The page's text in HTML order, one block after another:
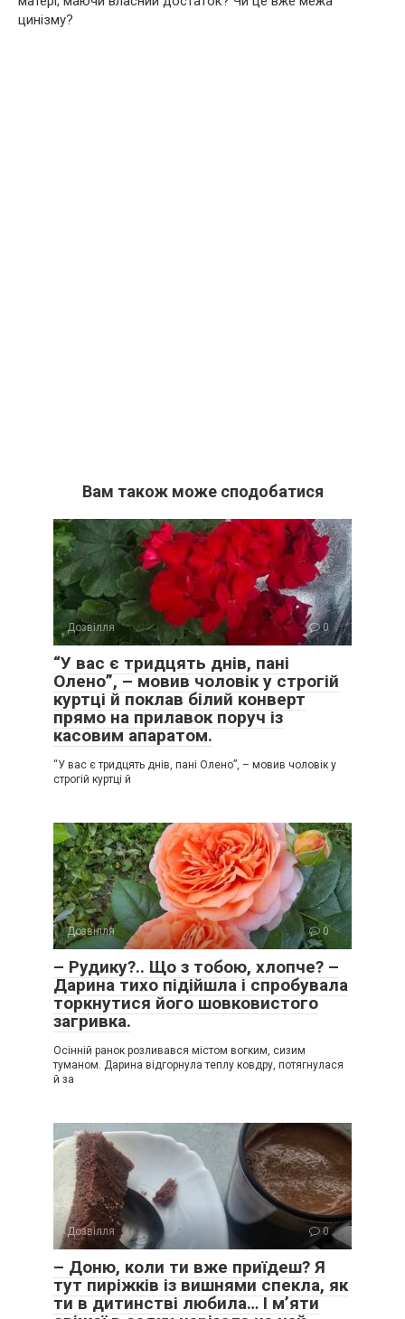
цинізму?
Вам також може сподобатися
Дозвілля 0
“У вас є тридцять днів, пані
Олено”, – мовив чоловік у строгій
куртці й поклав білий конверт
прямо на прилавок поруч із
касовим апаратом.
“У вас є тридцять днів, пані Олено”, – мовив чоловік у
строгій куртці й
Дозвілля 0
– Рудику?.. Що з тобою, хлопче? –
Дарина тихо підійшла і спробувала
торкнутися його шовковистого
загривка.
Осінній ранок розливався містом вогким, сизим
туманом. Дарина відгорнула теплу ковдру, потягнулася
й за
Дозвілля 0
– Доню, коли ти вже приїдеш? Я
тут пиріжків із вишнями спекла, як
ти в дитинстві любила… І м’яти